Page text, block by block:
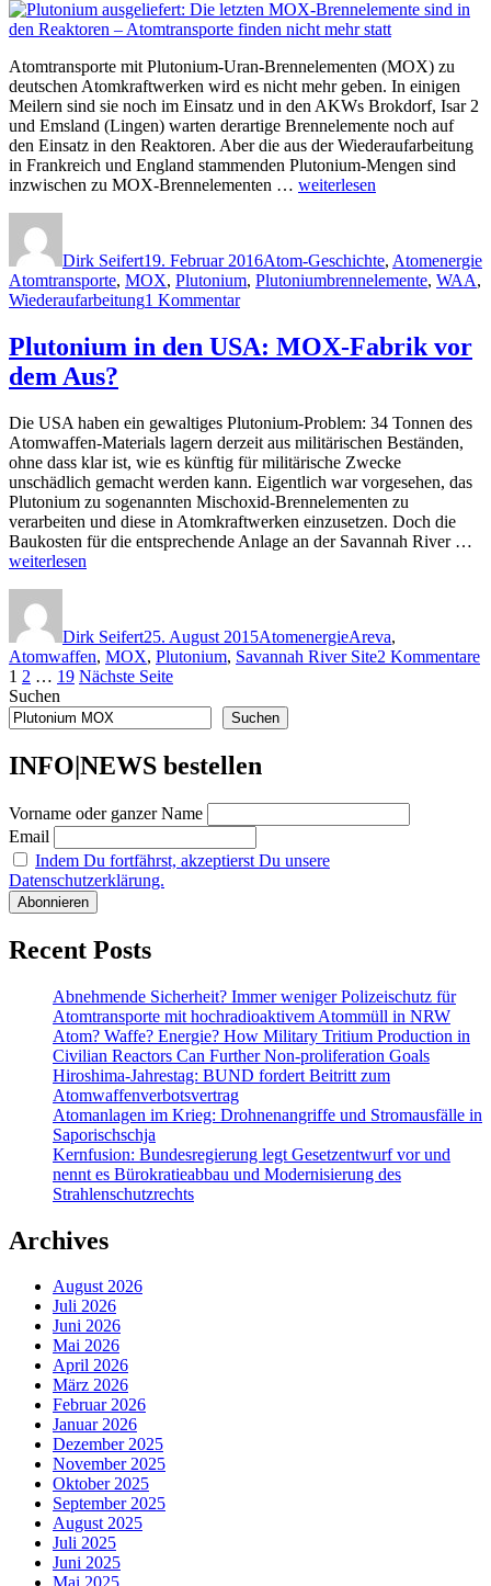
Atomtransporte mit Plutonium-Uran-Brennelementen (MOX) zu
deutschen Atomkraftwerken wird es nicht mehr geben. In einigen
Meilern sind sie noch im Einsatz und in den AKWs Brokdorf, Isar 2
und Emsland (Lingen) warten derartige Brennelemente noch auf
den Einsatz in den Reaktoren. Aber die aus der Wiederaufarbeitung
in Frankreich und England stammenden Plutonium-Mengen sind
inzwischen zu MOX-Brennelementen … „Plutonium
MOX-
Brennelemente
den
Reaktoren
finden
nicht
mehr
statt“
weiterlesen
Dirk Seifert19. Februar 2016Atom-Geschichte, Atomenergie
Atomtransporte, MOX, Plutonium, Plutoniumbrennelemente, WAA,
Wiederaufarbeitung1 Kommentarzu
ausgeliefert:
Die
Brennelemente
sind
in
den
Reaktoren
–
Atomtransporte
finden
Plutonium in den USA: MOX-Fabrik vor
dem Aus?
Die USA haben ein gewaltiges Plutonium-Problem: 34 Tonnen des
Atomwaffen-Materials lagern derzeit aus militärischen Beständen,
ohne dass klar ist, wie es künftig für militärische Zwecke
unschädlich gemacht werden kann. Eigentlich war vorgesehen, das
Plutonium zu sogenannten Mischoxid-Brennelementen zu
verarbeiten und diese in Atomkraftwerken einzusetzen. Doch die
Baukosten für die entsprechende Anlage an der Savannah River …
weiterlesen
Dirk Seifert25. August 2015AtomenergieAreva,
Atomwaffen, MOX, Plutonium, Savannah River Site2 Kommentare
Seitennummerierung
der
Beiträge
Seite
1 Seite
2 … Seite
19 Nächste Seite
Suchen
Suchen
INFO|NEWS bestellen
Vorname oder ganzer Name
Email
Indem Du fortfährst, akzeptierst Du unsere
Datenschutzerklärung.
Recent Posts
Abnehmende Sicherheit? Immer weniger Polizeischutz für
Atomtransporte mit hochradioaktivem Atommüll in NRW
Atom? Waffe? Energie? How Military Tritium Production in
Civilian Reactors Can Further Non-proliferation Goals
Hiroshima-Jahrestag: BUND fordert Beitritt zum
Atomwaffenverbotsvertrag
Atomanlagen im Krieg: Drohnenangriffe und Stromausfälle in
Saporischschja
Kernfusion: Bundesregierung legt Gesetzentwurf vor und
nennt es Bürokratieabbau und Modernisierung des
Strahlenschutzrechts
Archives
August 2026
Juli 2026
Juni 2026
Mai 2026
April 2026
März 2026
Februar 2026
Januar 2026
Dezember 2025
November 2025
Oktober 2025
September 2025
August 2025
Juli 2025
Juni 2025